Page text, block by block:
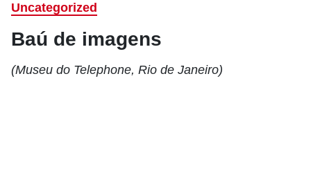
Uncategorized
Baú de imagens
(Museu do Telephone, Rio de Janeiro)